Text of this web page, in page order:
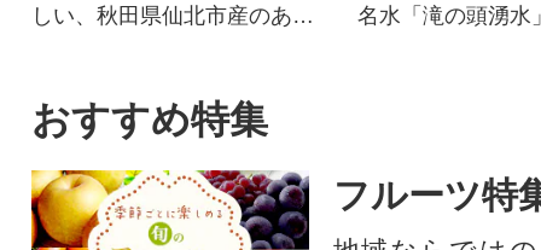
しい、秋田県仙北市産のあき
家事の時短や、災害時の非常
食や保存食としても大変便利
です。
名水「滝の頭湧水
おすすめ特集
フルーツ特